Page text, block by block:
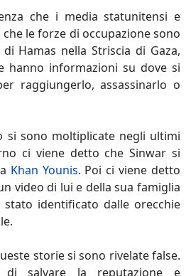
che i media statunitensi e
le forze di occupazione sono
Hamas nella Striscia di Gaza,
hanno informazioni su dove si
raggiungerlo, assassinarlo o
si sono moltiplicate negli ultimi
ci viene detto che Sinwar si
Khan Younis. Poi ci viene detto
video di lui e della sua famiglia
identificato dalle orecchie
storie si sono rivelate false.
salvare la reputazione e